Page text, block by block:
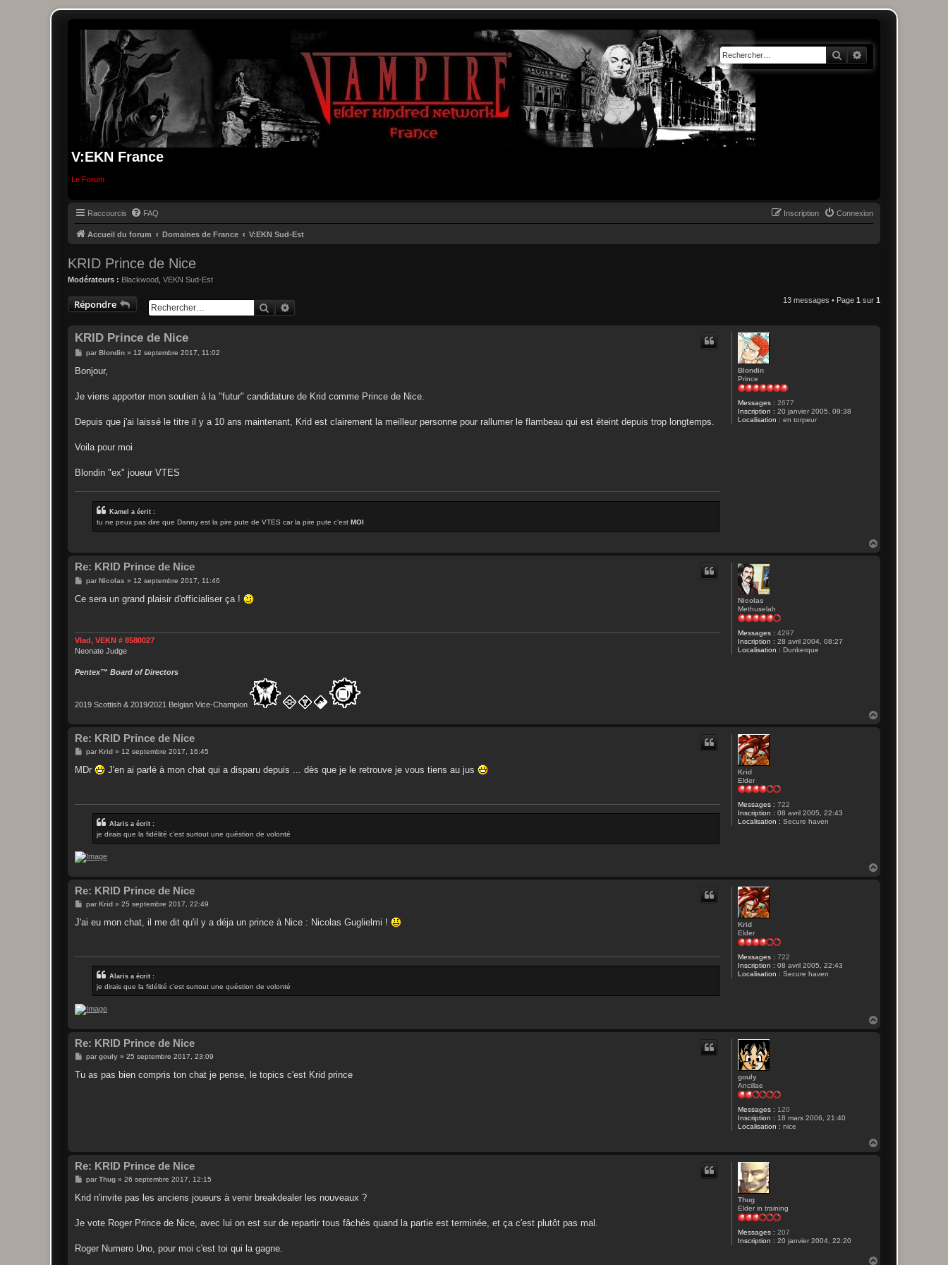
V:EKN France
Le Forum
Rechercher
Raccourcis FAQ Connexion
Inscription
Accueil du forum Domaines de France V:EKN Sud-Est
KRID Prince de Nice
Modérateurs : Blackwood VEKN Sud-Est
Répondre Rechercher
13 messages • Page 1 sur 1
Blondin
Prince
Messages : 2677
Inscription : 20 janvier 2005, 09:38
Localisation : en torpeur
KRID Prince de Nice
M
s
g
parBlondin» 12 septembre 2017, 11:02
Bonjour,
Je viens apporter mon soutien à la "futur" candidature de Krid comme Prince de Nice.
Depuis que j'ai laissé le titre il y a 10 ans maintenant, Krid est clairement la meilleur personne pour rallumer le flambeau qui est éteint depuis trop longtemps.
Voila pour moi
Blondin "ex" joueur VTES
Kamel a écrit :
tu ne peux pas dire que Danny est la pire pute de VTES car la pire pute c'est MOI
Nicolas
Methuselah
Messages : 4297
Inscription : 28 avril 2004, 08:27
Localisation : Dunkerque
Re: KRID Prince de Nice
M
s
parNicolas » 12 septembre 2017, 11:46
Ce sera un grand plaisir d'officialiser ça !
Vlad, VEKN # 8580027
Neonate Judge
Pentex™ Board of Directors
2019 Scottish & 2019/2021 Belgian Vice-Champion
Krid
Elder
Messages : 722
Inscription : 08 avril 2005, 22:43
Localisation : Secure haven
Re: KRID Prince de Nice
M
s
parKrid» 12 septembre 2017, 16:45
MDr J'en ai parlé à mon chat qui a disparu depuis ... dès que je le retrouve je vous tiens au jus
Alaris a écrit :
je dirais que la fidélité c'est surtout une quéstion de volonté
Krid
Elder
Messages : 722
Inscription : 08 avril 2005, 22:43
Localisation : Secure haven
Re: KRID Prince de Nice
M
s
parKrid» 25 septembre 2017, 22:49
J'ai eu mon chat, il me dit qu'il y a déja un prince à Nice : Nicolas Guglielmi !
Alaris a écrit :
je dirais que la fidélité c'est surtout une quéstion de volonté
gouly
Ancillae
Messages : 120
Inscription : 18 mars 2006, 21:40
Localisation : nice
Re: KRID Prince de Nice
M
s
pargouly» 25 septembre 2017, 23:09
Tu as pas bien compris ton chat je pense, le topics c'est Krid prince
Thug
Elder in training
Messages : 207
Inscription : 20 janvier 2004, 22:20
Re: KRID Prince de Nice
M
s
g
parThug» 26 septembre 2017, 12:15
Krid n'invite pas les anciens joueurs à venir breakdealer les nouveaux ?
Je vote Roger Prince de Nice, avec lui on est sur de repartir tous fâchés quand la partie est terminée, et ça c'est plutôt pas mal.
Roger Numero Uno, pour moi c'est toi qui la gagne.